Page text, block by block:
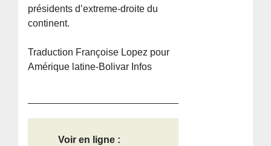
présidents d’extreme-droite du
continent.
Traduction Françoise Lopez pour
Amérique latine-Bolivar Infos
Voir en ligne :